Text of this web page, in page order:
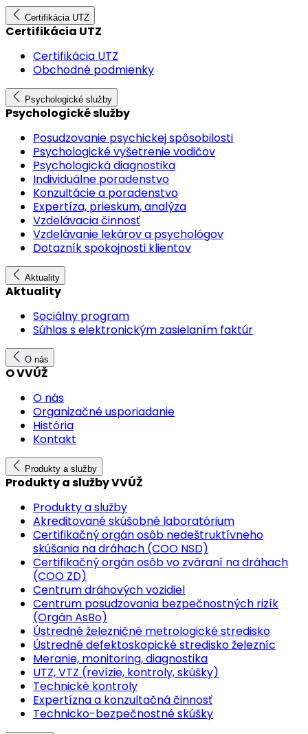
Certifikácia UTZ
Certifikácia UTZ
Certifikácia UTZ
Obchodné podmienky
Psychologické služby
Psychologické služby
Posudzovanie psychickej spôsobilosti
Psychologické vyšetrenie vodičov
Psychologická diagnostika
Individuálne poradenstvo
Konzultácie a poradenstvo
Expertíza, prieskum, analýza
Vzdelávacia činnosť
Vzdelávanie lekárov a psychológov
Dotazník spokojnosti klientov
Aktuality
Aktuality
Sociálny program
Súhlas s elektronickým zasielaním faktúr
O nás
O VVÚŽ
O nás
Organizačné usporiadanie
História
Kontakt
Produkty a služby
Produkty a služby VVÚŽ
Produkty a služby
Akreditované skúšobné laboratórium
Certifikačný orgán osôb nedeštruktívneho
skúšania na dráhach (COO NSD)
Certifikačný orgán osôb vo zváraní na dráhach
(COO ZD)
Centrum dráhových vozidiel
Centrum posudzovania bezpečnostných rizík
(Orgán AsBo)
Ústredné železničné metrologické stredisko
Ústredné defektoskopické stredisko železníc
Meranie, monitoring, diagnostika
UTZ, VTZ (revízie, kontroly, skúšky)
Technické kontroly
Expertízna a konzultačná činnosť
Technicko-bezpečnostné skúšky